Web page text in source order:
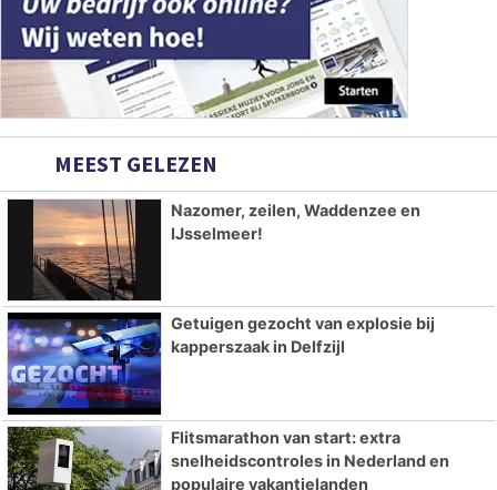
MEEST GELEZEN
Nazomer, zeilen, Waddenzee en
IJsselmeer!
Getuigen gezocht van explosie bij
kapperszaak in Delfzijl
Flitsmarathon van start: extra
snelheidscontroles in Nederland en
populaire vakantielanden